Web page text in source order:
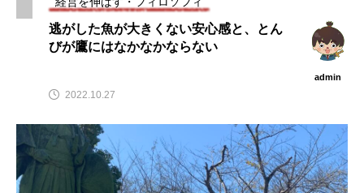
逃がした魚が大きくない安心感と、とん
びが鷹にはなかなかならない
admin
2022.10.27